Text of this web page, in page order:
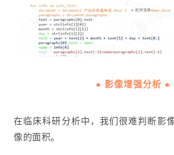
● 影像增强分析 ●
在临床科研分析中，我们很难判断影
像的面积。